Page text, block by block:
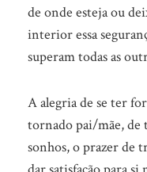
de onde esteja ou
interior essa
superam todas as
A alegria de se ter
tornado pai/mãe, de
sonhos, o prazer de